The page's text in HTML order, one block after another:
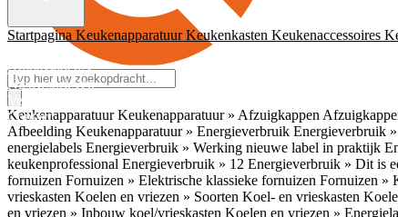
KeukenapparatuurKeukenapparatuur » Afzuigkappen
Afbeelding Keukenapparatuur » Energieverbruik Energieverbruik
energielabels Energieverbruik » Werking nieuwe label in praktijk
keukenprofessional Energieverbruik » 12 Energieverbruik » Dit is
fornuizen Fornuizen » Elektrische klassieke fornuizen Fornuizen »
vrieskasten Koelen en vriezen » Soorten Koel- en vrieskasten
en vriezen » Inbouw koel/vrieskasten Koelen en vriezen »
Startpagina KeukenapparatuurKeukenkasten Keukenaccessoires
Ambassadeurs
Nieuwsbrieven
Veelgestelde vragen
Contact